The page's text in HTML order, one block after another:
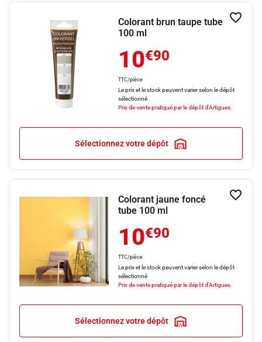
Colorant brun taupe tube
100 ml
10€90
TTC/pièce
Le prix et le stock peuvent varier selon le dépôt
sélectionné
Prix de vente pratiqué par le dépôt d'Artigues.
Sélectionnez votre dépôt
Colorant jaune foncé
tube 100 ml
10€90
TTC/pièce
Le prix et le stock peuvent varier selon le dépôt
sélectionné
Prix de vente pratiqué par le dépôt d'Artigues.
Sélectionnez votre dépôt